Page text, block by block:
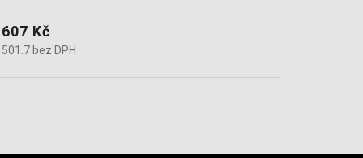
Cena
607 Kč
501.7 bez DPH